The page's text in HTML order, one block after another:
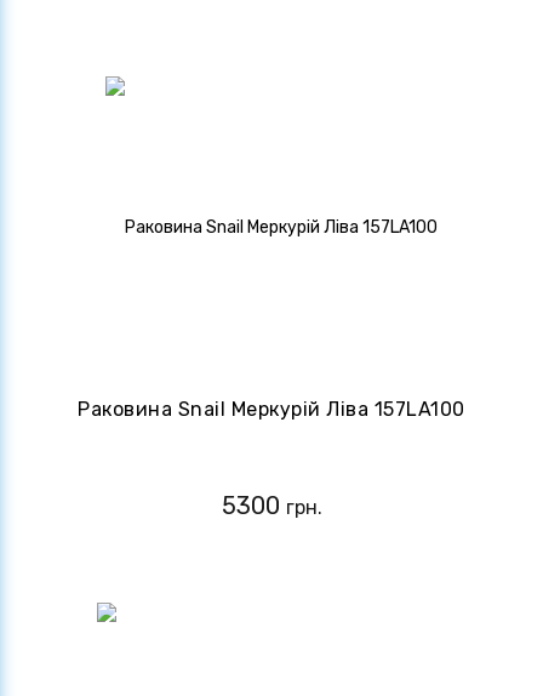
Раковина Snail Меркурій Ліва 157LA100
5300 грн.